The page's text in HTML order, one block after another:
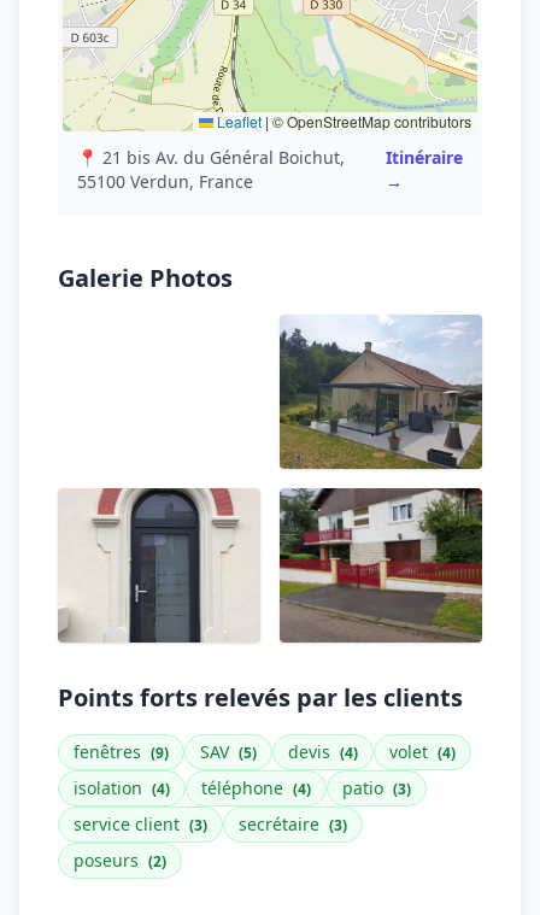
Leaflet | © OpenStreetMap contributors
📍 21 bis Av. du Général Boichut,
55100 Verdun, France
Itinéraire
→
Galerie Photos
Points forts relevés par les clients
fenêtres (9) SAV (5) devis (4) volet (4)
isolation (4) téléphone (4) patio (3)
service client (3) secrétaire (3)
poseurs (2)